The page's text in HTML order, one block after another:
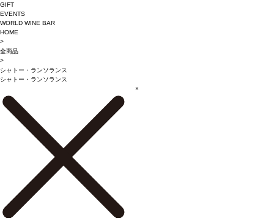
GIFT
EVENTS
WORLD WINE BAR
HOME
>
全商品
>
シャトー・ランソランス
シャトー・ランソランス
×